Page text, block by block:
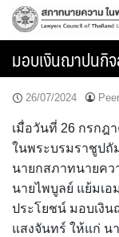
Skip
มอบเงินฌาปนกิจ
26/07/2024
เมื่อวันที่ 26 กรกฎ
ในพระบรมราชูปถั
นายกสภาทนายค
นายไพบูลย์ แย้มเ
ประโยชน์ มอบเงิ
แสงจันทร์ ให้แก่ น